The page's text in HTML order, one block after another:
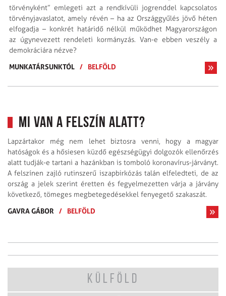
törvényként” emlegeti azt a rendkívüli jogrenddel kapcsolatos
törvényjavaslatot, amely révén – ha az Országgyűlés jövő héten
elfogadja – konkrét határidő nélkül működhet Magyarországon
az úgynevezett rendeleti kormányzás. Van-e ebben veszély a
demokráciára nézve?
MUNKATÁRSUNKTÓL / BELFÖLD
Mi van a felszín alatt?
Lapzártakor még nem lehet biztosra venni, hogy a magyar
hatóságok és a hősiesen küzdő egészségügyi dolgozók ellenőrzés
alatt tudják-e tartani a hazánkban is tomboló koronavírus-járványt.
A felszínen zajló rutinszerű iszapbirkózás talán elfeledteti, de az
ország a jelek szerint éretten és fegyelmezetten várja a járvány
következő, tömeges megbetegedésekkel fenyegető szakaszát.
GAVRA GÁBOR
/ BELFÖLD
KÜLFÖLD